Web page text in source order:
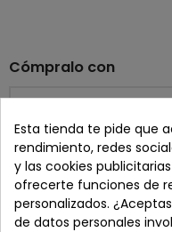
Cómpralo con
+
Esta tienda te pide que
rendimiento, redes
y las cookies
ofrecerte funciones de
personalizados.
de datos personales